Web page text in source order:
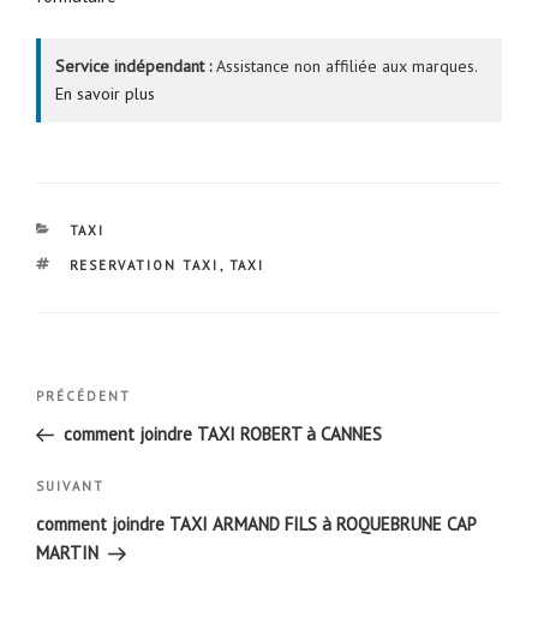
Service indépendant :Assistance non affiliée aux marques.
En savoir plus
CATÉGORIES
TAXI
ÉTIQUETTES
RESERVATION TAXI , TAXI
Navigation
l’article
Article
précédent
PRÉCÉDENT
comment joindre TAXI ROBERT à CANNES
Article
suivant
SUIVANT
comment joindre TAXI ARMAND FILS à ROQUEBRUNE CAP
MARTIN